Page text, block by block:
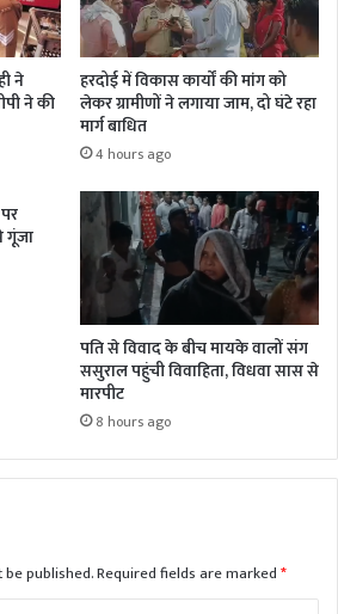
ने
ने की
हरदोई में विकास कार्यों की मांग को
लेकर ग्रामीणों ने लगाया जाम, दो घंटे रहा
मार्ग बाधित
4 hours ago
गूंजा
पति से विवाद के बीच मायके वालों संग
ससुराल पहुंची विवाहिता, विधवा सास से
मारपीट
8 hours ago
published.Required fields are marked*